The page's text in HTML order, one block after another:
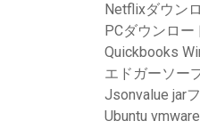
Netflixダウン
PCダウンロ
Quickbooks
エドガーソー
Jsonvalue jar
Ubuntu